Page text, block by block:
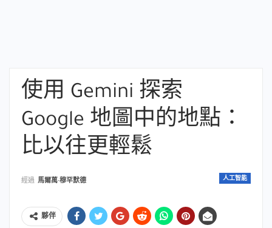
使用 Gemini 探索
Google 地圖中的地點：
比以往更輕鬆
人工智能
經過 馬爾萬·穆罕默德
夥伴